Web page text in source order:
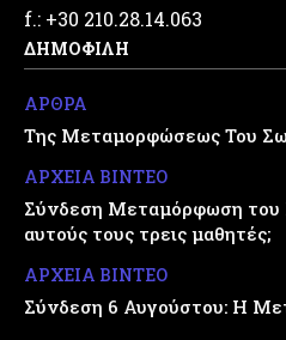
f.: +30 210.28.14.063
ΔΗΜΟΦΙΛΗ
ΑΡΘΡΑ
Της Μεταμορφώσεως Του
ΑΡΧΕΙΑ ΒΙΝΤΕΟ
Σύνδεση Μεταμόρφωση του
αυτούς τους τρεις μαθητές;
ΑΡΧΕΙΑ ΒΙΝΤΕΟ
Σύνδεση 6 Αυγούστου: Η